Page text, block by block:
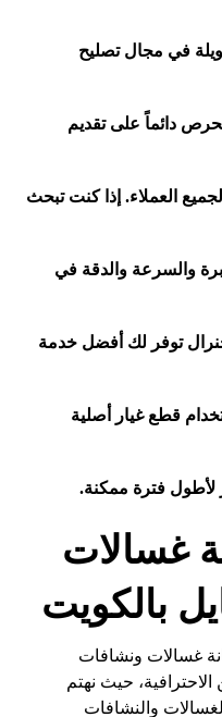
في مجال تصليح
دائماً على تقديم
العملاء. إذا كنت تبحث
والسرعة والدقة في
توفر لك أفضل خدمة
قطع غيار أصلية
فترة ممكنة.
غسالات
بالكويت
غسالات ونشافات
حيث نهتم
والنشافات